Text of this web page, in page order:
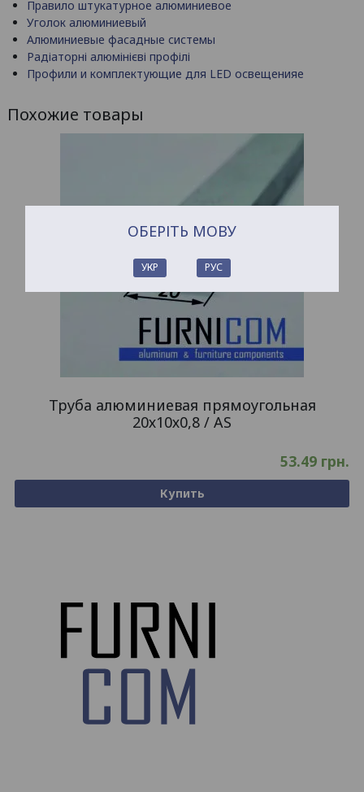
Правило штукатурное алюминиевое
Уголок алюминиевый
Алюминиевые фасадные системы
Радіаторні алюмінієві профілі
Профили и комплектующие для LED освещенияе
Похожие товары
Труба алюминиевая прямоугольная
20х10х0,8 / AS
53.49 грн.
Купить
ОБЕРІТЬ МОВУ
УКР РУС